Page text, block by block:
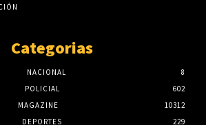
Categorias
NACIONAL
8
POLICIAL
602
MAGAZINE
10312
DEPORTES
229